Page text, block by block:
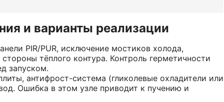
и варианты реализации
PIR/PUR, исключение мостиков холода,
тёплого контура. Контроль герметичности
запуском.
антифрост-система (гликолевые охладители или
Ошибка в этом узле приводит к пучению и